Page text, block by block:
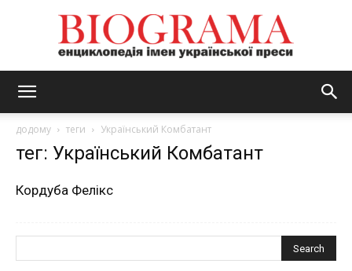
додому теги Український Комбатант
тег: Український Комбатант
Кордуба Фелікс